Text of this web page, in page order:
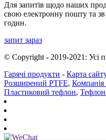
Для запитів щодо наших
свою електронну пошту та
годин.
запит зараз
© Copyright - 2019-2021: Усі
Гарячі продукти - Карта
Розширений PTFE,
Пластиковий тефлон,